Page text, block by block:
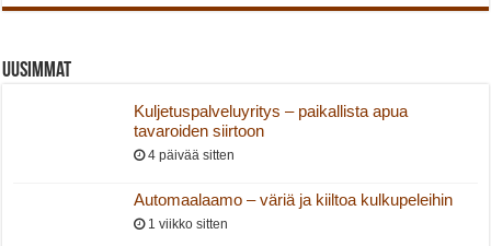
Uusimmat
Kuljetuspalveluyritys – paikallista apua
tavaroiden siirtoon
4 päivää sitten
Automaalaamo – väriä ja kiiltoa kulkupeleihin
1 viikko sitten